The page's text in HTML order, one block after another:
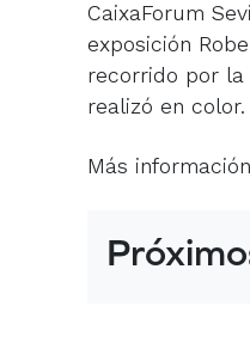
CaixaForum
exposición
recorrido por
realizó en color.
Más